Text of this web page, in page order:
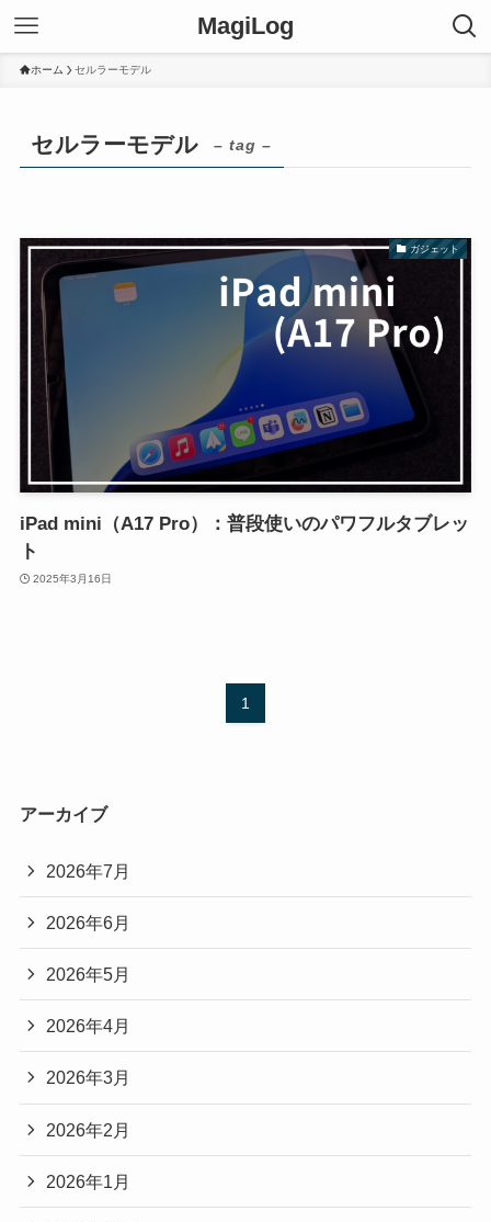
MagiLog
ホーム セルラーモデル
セルラーモデル – tag –
ガジェット
iPad mini（A17 Pro）：普段使いのパワフルタブレッ
ト
2025年3月16日
1
アーカイブ
2026年7月
2026年6月
2026年5月
2026年4月
2026年3月
2026年2月
2026年1月